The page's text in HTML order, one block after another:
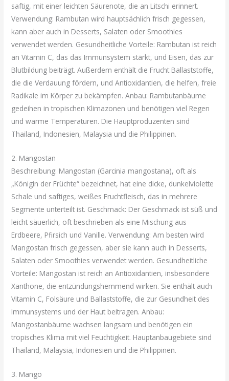
saftig, mit einer leichten Säurenote, die an Litschi erinnert.
Verwendung: Rambutan wird hauptsächlich frisch gegessen,
kann aber auch in Desserts, Salaten oder Smoothies
verwendet werden. Gesundheitliche Vorteile: Rambutan ist reich
an Vitamin C, das das Immunsystem stärkt, und Eisen, das zur
Blutbildung beiträgt. Außerdem enthält die Frucht Ballaststoffe,
die die Verdauung fördern, und Antioxidantien, die helfen, freie
Radikale im Körper zu bekämpfen. Anbau: Rambutanbäume
gedeihen in tropischen Klimazonen und benötigen viel Regen
und warme Temperaturen. Die Hauptproduzenten sind
Thailand, Indonesien, Malaysia und die Philippinen.
2. Mangostan
Beschreibung: Mangostan (Garcinia mangostana), oft als
„Königin der Früchte“ bezeichnet, hat eine dicke, dunkelviolette
Schale und saftiges, weißes Fruchtfleisch, das in mehrere
Segmente unterteilt ist. Geschmack: Der Geschmack ist süß und
leicht säuerlich, oft beschrieben als eine Mischung aus
Erdbeere, Pfirsich und Vanille. Verwendung: Am besten wird
Mangostan frisch gegessen, aber sie kann auch in Desserts,
Salaten oder Smoothies verwendet werden. Gesundheitliche
Vorteile: Mangostan ist reich an Antioxidantien, insbesondere
Xanthone, die entzündungshemmend wirken. Sie enthält auch
Vitamin C, Folsäure und Ballaststoffe, die zur Gesundheit des
Immunsystems und der Haut beitragen. Anbau:
Mangostanbäume wachsen langsam und benötigen ein
tropisches Klima mit viel Feuchtigkeit. Hauptanbaugebiete sind
Thailand, Malaysia, Indonesien und die Philippinen.
3. Mango